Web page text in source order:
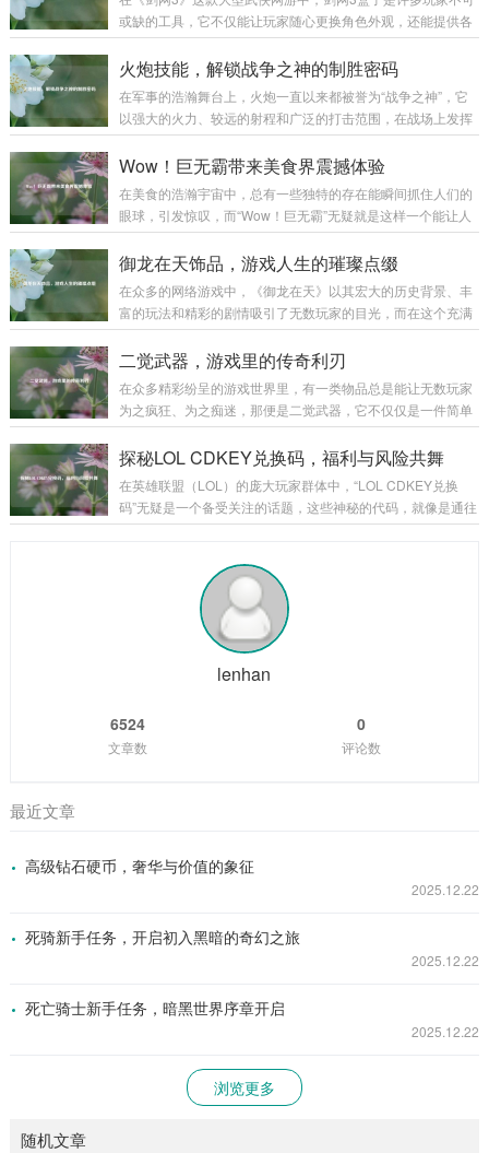
或缺的工具，它不仅能让玩家随心更换角色外观，还能提供各
种实用插件，极大地提升游戏体验,下面就为大家详细介绍剑网
3盒子的使用方法。 下载与安装 你需要前往剑网3盒子的官方
网站，在搜索引擎中输入“剑网3盒子”，认准官方标识的网站进
入，在官网首页，通常会有醒目的“下载”按钮，点击后选择适
合你系统的版本进行下载，下载完成后，找到安装包文件，双
安装在系统盘，以免影响电脑性能...
火炮技能，解锁战争之神的制胜密码
在军事的浩瀚舞台上，火炮一直以来都被誉为“战争之神”，它
以强大的火力、较远的射程和广泛的打击范围，在战场上发挥
着举足轻重的作用，而火炮技能，则是让这尊“战争之神”真正
展现威力的制胜密码。 火炮技能涵盖了多个方面，从最基础的
操作技能到复杂的战术运用,每一个环节都决定着火炮在战场上
能否发挥出最大效能。 操作技能是火炮技能的基石，一名合格
的火炮手，首先要熟练掌握火炮的装填、瞄准和发射等基本操
装填方式和要求，装填的速度和准确性...
Wow！巨无霸带来美食界震撼体验
在美食的浩瀚宇宙中，总有一些独特的存在能瞬间抓住人们的
眼球，引发惊叹，而“Wow！巨无霸”无疑就是这样一个能让人
发出由衷赞叹的美食奇迹。 “Wow！巨无霸”，单是这个名字就
充满了魔力。“Wow”代表着惊叹、震撼，而“巨无霸”则明确了
它的体量与霸气，当它第一次出现在人们的视野中时，那种视
觉上的冲击感就如同看到一座美食小山般，让人忍不住脱口而
出“Wow”。 从外观来看，“Wow！巨无霸”拥有令人咋舌的尺
一座小山丘，那金黄酥...
御龙在天饰品，游戏人生的璀璨点缀
在众多的网络游戏中，《御龙在天》以其宏大的历史背景、丰
富的玩法和精彩的剧情吸引了无数玩家的目光，而在这个充满
热血与激情的游戏世界里，御龙在天饰品宛如一颗颗璀璨的明
珠,为玩家们的游戏体验增添了别样的光彩。 御龙在天饰品不仅
仅是一种装饰，更是实力与身份的象征，从最初级的简单饰品
到高级的珍稀饰品，每一件都承载着玩家的心血与努力，当玩
家初入游戏，那些基础的饰品或许只能提供一些微不足道的属
村蹒跚学步,逐渐熟悉这个陌生而又充满魅力的...
二觉武器，游戏里的传奇利刃
在众多精彩纷呈的游戏世界里，有一类物品总是能让无数玩家
为之疯狂、为之痴迷，那便是二觉武器，它不仅仅是一件简单
的装备，更是玩家们在游戏征程中的荣耀象征,是实力的具象化
体现。 二觉武器往往伴随着角色的二次觉醒而出现，当玩家历
经千辛万苦，将角色培养到一定阶段，解锁二次觉醒的那一
刻，二觉武器就如同神秘宝藏一般，在游戏的迷雾中逐渐露出
它的锋芒，它的出现，标志着角色进入了一个全新的境界,拥有
疑是游戏美术设计的精华所在，每一把二觉...
探秘LOL CDKEY兑换码，福利与风险共舞
在英雄联盟（LOL）的庞大玩家群体中，“LOL CDKEY兑换
码”无疑是一个备受关注的话题，这些神秘的代码，就像是通往
游戏宝藏世界的钥匙，吸引着无数玩家去追寻和探索。 CDKE
联盟官方指定的兑换页面输入这些代码，从而获得各种游戏内
的奖励，这些奖励可谓丰富多彩，从稀有的英雄皮肤、珍贵的
英雄角色，到各种游戏道具和加成，应有尽有，对于玩家而
言，一个有效的CDKEY兑换码就像是一份意外之喜，能让他们
在游戏中获得更多的乐趣和优势...
lenhan
6524
文章数
0
评论数
最近文章
高级钻石硬币，奢华与价值的象征
2025.12.22
死骑新手任务，开启初入黑暗的奇幻之旅
2025.12.22
死亡骑士新手任务，暗黑世界序章开启
2025.12.22
浏览更多
随机文章